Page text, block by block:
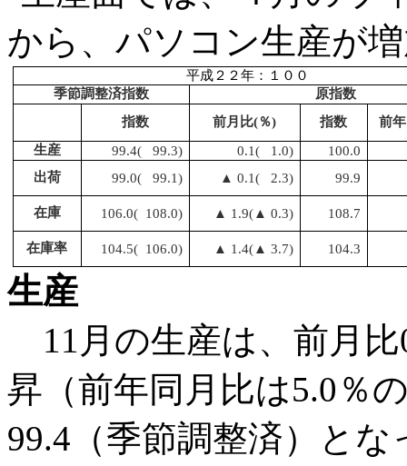
から、パソコン生産が
平成２２年：１００
季節調整済指数
原指数
指数
前月比(％) 指数
前
生産
99.4( 99.3) 0.1( 1.0)
100.0
出荷
99.0( 99.1) ▲ 0.1( 2.3) 99.9
在庫 106.0( 108.0) ▲ 1.9(▲ 0.3) 108.7
在庫率 104.5( 106.0) ▲ 1.4(▲ 3.7) 104.3
生産
11月の生産は、前月比
昇（前年同月比は5.0％
99.4（季節調整済）とな